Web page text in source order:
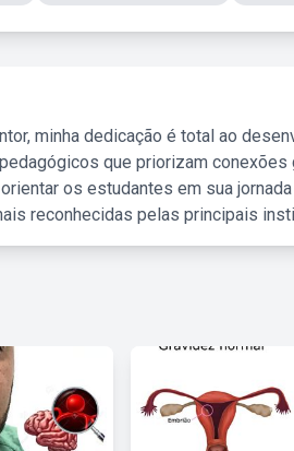
minha dedicação é total ao
que priorizam conexões
os estudantes em sua
reconhecidas pelas principais